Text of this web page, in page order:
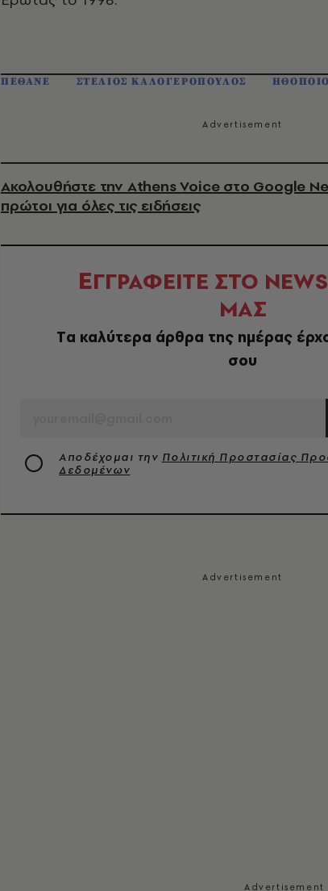
ΠΕΘΑΝΕ ΣΤΕΛΙΟΣ ΚΑΛΟΓΕΡΟΠΟΥΛΟΣ
Ακολουθήστε την Athens Voice στο Google
πρώτοι για όλες τις ειδήσεις
ΕΓΓΡΑΦΕΙΤΕ ΣΤΟ
ΜΑΣ
Tα καλύτερα άρθρα της ημέρας
σου
Αποδέχομαι την Πολιτική Προστασίας
Δεδομένων